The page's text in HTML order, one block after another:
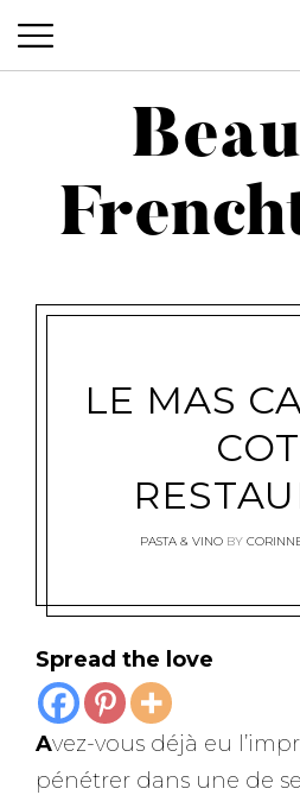
Beauty-
LE MAS
PASTA & VINO BY
Spread the love
Avez-vous déjà eu
pénétrer dans une de